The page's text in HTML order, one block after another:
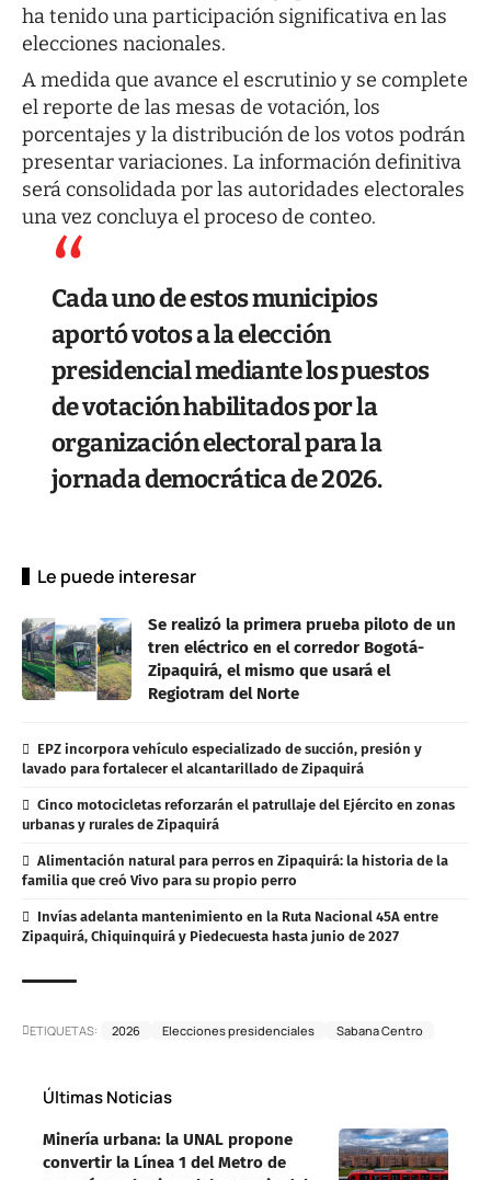
ha tenido una participación significativa en las
elecciones nacionales.
A medida que avance el escrutinio y se complete
el reporte de las mesas de votación, los
porcentajes y la distribución de los votos podrán
presentar variaciones. La información definitiva
será consolidada por las autoridades electorales
una vez concluya el proceso de conteo.
Cada uno de estos municipios
aportó votos a la elección
presidencial mediante los puestos
de votación habilitados por la
organización electoral para la
jornada democrática de 2026.
Le puede interesar
Se realizó la primera prueba piloto de un
tren eléctrico en el corredor Bogotá-
Zipaquirá, el mismo que usará el
Regiotram del Norte
EPZ incorpora vehículo especializado de succión, presión y
lavado para fortalecer el alcantarillado de Zipaquirá
Cinco motocicletas reforzarán el patrullaje del Ejército en zonas
urbanas y rurales de Zipaquirá
Alimentación natural para perros en Zipaquirá: la historia de la
familia que creó Vivo para su propio perro
Invías adelanta mantenimiento en la Ruta Nacional 45A entre
Zipaquirá, Chiquinquirá y Piedecuesta hasta junio de 2027
ETIQUETAS: 2026 Elecciones presidenciales Sabana Centro
Últimas Noticias
Minería urbana: la UNAL propone
convertir la Línea 1 del Metro de